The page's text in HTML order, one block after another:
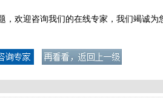
，欢迎咨询我们的在线专家，我们竭诚为